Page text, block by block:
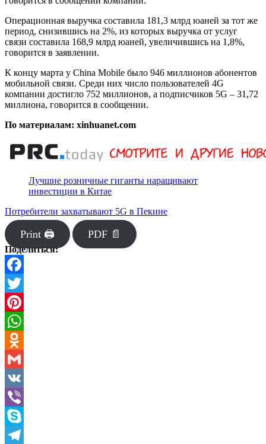
Операционная выручка составила 181,3 млрд юаней за тот же
период, снизившись на 2%, из которых выручка от услуг
связи составила 168,9 млрд юаней, увеличившись на 1,8%,
говорится в заявлении.
К концу марта у China Mobile было 946 миллионов абонентов
мобильной связи. Среди них число пользователей 4G
компании достигло 752 миллионов, а подписчиков 5G – 31,72
миллиона, говорится в сообщении.
По материалам: xinhuanet.com
Лучшие розничные гиганты наращивают
инвестиции в Китае
Потребители захватывают 5G в Пекине
Print 🖨 PDF 📄
Поделиться:
Facebook
Twitter
Pinterest
WhatsApp
Odnoklassniki
Gmail
VK
Viber
Skype